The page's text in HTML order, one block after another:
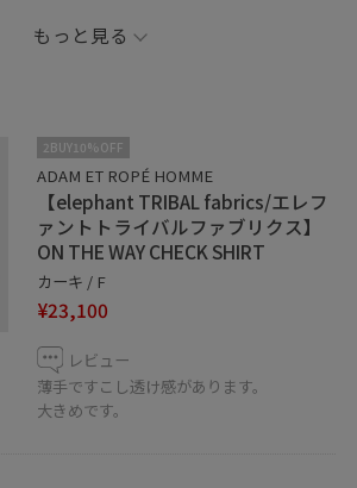
やスタッフをハートボタンからお気
ただくと、
から、投稿をご覧いただきやすくな
しくださいませ◎
町15-1渋谷パルコ4F
もっと見る
2BUY10%OFF
ADAM ET ROPÉ HOMME
【elephant TRIBAL fabrics/エレフ
ァントトライバルファブリクス】
ON THE WAY CHECK SHIRT
カーキ / F
¥23,100
レビュー
薄手ですこし透け感があります。
大きめです。